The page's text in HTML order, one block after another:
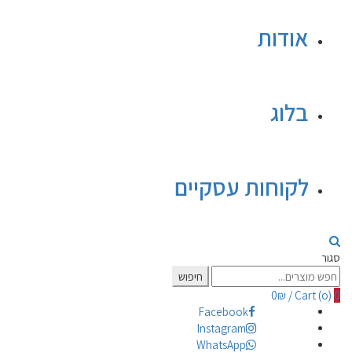
אודות
בלוג
לקוחות עסקיים
סגור
Search
for:
חיפוש
Cart (o) 0
/
0₪
Facebook
Instagram
WhatsApp